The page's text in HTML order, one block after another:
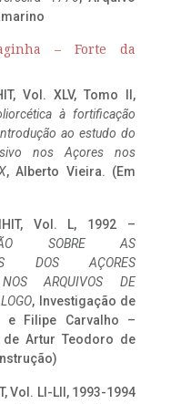
– Forte da
Vol. XLV, Tomo II,
à fortificação
ao estudo do
nos Açores nos
, Alberto Vieira. (Em
Vol. L, 1992 –
SOBRE AS
DOS AÇORES
NOS ARQUIVOS DE
, Investigação de
e Filipe Carvalho –
de Artur Teodoro de
Vol. LI-LII, 1993-1994